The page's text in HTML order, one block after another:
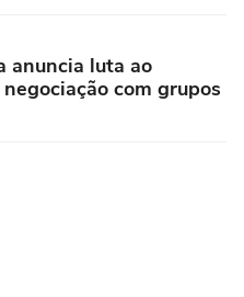
anuncia luta ao
com grupos